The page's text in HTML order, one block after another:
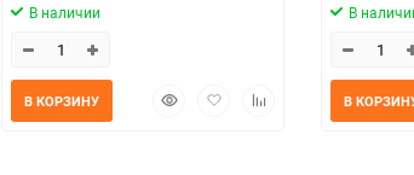
В наличии
БыстрыйДобавитьДобавить
В КОРЗИНУ
В
В